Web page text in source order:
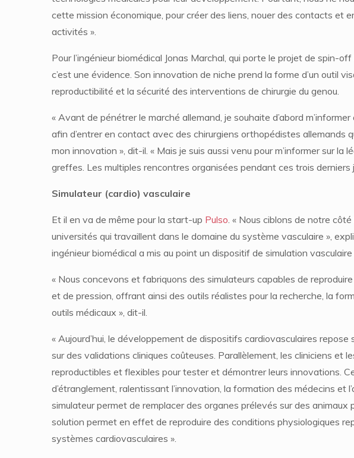
cette mission économique, pour créer des liens, nouer des contacts et
activités ».
Pour l’ingénieur biomédical Jonas Marchal, qui porte le projet de spin-off
c’est une évidence. Son innovation de niche prend la forme d’un outil
reproductibilité et la sécurité des interventions de chirurgie du genou.
« Avant de pénétrer le marché allemand, je souhaite d’abord
afin d’entrer en contact avec des chirurgiens orthopédistes allemands
mon innovation », dit-il. « Mais je suis aussi venu pour m’informer sur la
greffes. Les multiples rencontres organisées pendant ces trois derniers
Simulateur (cardio) vasculaire
Et il en va de même pour la start-up Pulso. « Nous ciblons de notre
universités qui travaillent dans le domaine du système vasculaire »,
ingénieur biomédical a mis au point un dispositif de simulation
« Nous concevons et fabriquons des simulateurs capables de
et de pression, offrant ainsi des outils réalistes pour la recherche, la
outils médicaux », dit-il.
« Aujourd’hui, le développement de dispositifs cardiovasculaires
sur des validations cliniques coûteuses. Parallèlement, les cliniciens et
reproductibles et flexibles pour tester et démontrer leurs innovations.
d’étranglement, ralentissant l’innovation, la formation des médecins et
simulateur permet de remplacer des organes prélevés sur des
solution permet en effet de reproduire des conditions physiologiques
systèmes cardiovasculaires ».